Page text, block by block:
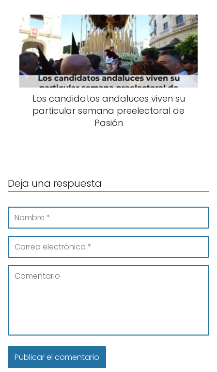
Los candidatos andaluces viven su
particular semana preelectoral de
Pasión
Deja una respuesta